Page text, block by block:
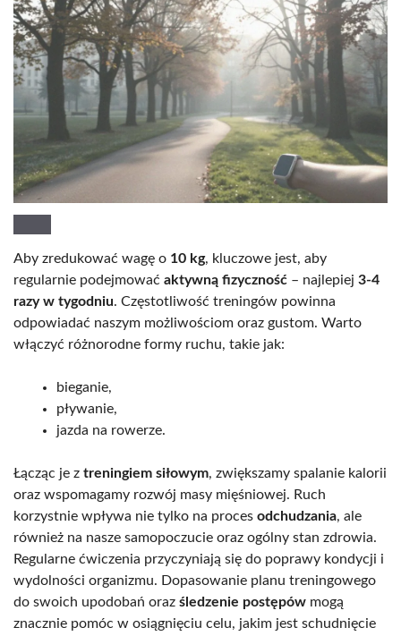
Aby zredukować wagę o 10 kg, kluczowe jest, aby
regularnie podejmować aktywną fizyczność – najlepiej 3-4
razy w tygodniu. Częstotliwość treningów powinna
odpowiadać naszym możliwościom oraz gustom. Warto
włączyć różnorodne formy ruchu, takie jak:
bieganie,
pływanie,
jazda na rowerze.
Łącząc je z treningiem siłowym, zwiększamy spalanie kalorii
oraz wspomagamy rozwój masy mięśniowej. Ruch
korzystnie wpływa nie tylko na proces odchudzania, ale
również na nasze samopoczucie oraz ogólny stan zdrowia.
Regularne ćwiczenia przyczyniają się do poprawy kondycji i
wydolności organizmu. Dopasowanie planu treningowego
do swoich upodobań oraz śledzenie postępów mogą
znacznie pomóc w osiągnięciu celu, jakim jest schudnięcie